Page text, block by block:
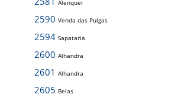
Alenquer
2590 Venda das Pulgas
2594 Sapataria
2600 Alhandra
2601 Alhandra
2605 Belas